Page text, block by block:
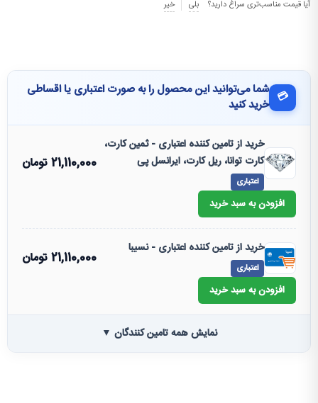
آیا قیمت مناسب‌تری سراغ دارید؟ بلی خیر
💳 شما می‌توانید این محصول را به صورت اعتباری یا اقساطی
خرید کنید
خرید از تامین کننده اعتباری - ثمین کارت،
کارت توانا، ریل کارت، ایرانسل پی
اعتباری
21,110,000تومان
افزودن به سبد خرید
خرید از تامین کننده اعتباری - نسیبا
اعتباری
21,110,000تومان
افزودن به سبد خرید
نمایش همه تامین کنندگان ▼